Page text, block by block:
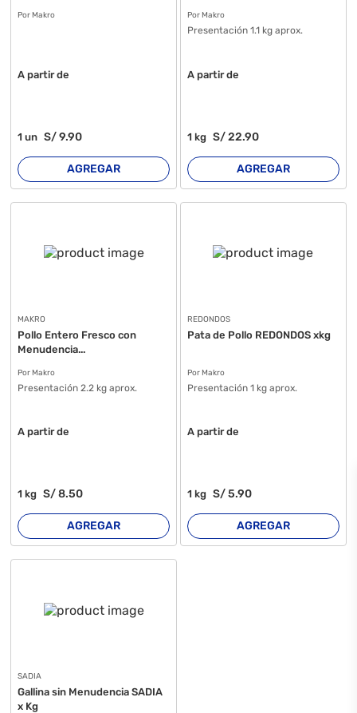
Por Makro
A partir de
1un S/9.90
AGREGAR
Por Makro
Presentación 1.1 kg aprox.
A partir de
1 kg S/22.90
AGREGAR
MAKRO
Pollo Entero Fresco con
Menudencia...
Por Makro
Presentación 2.2 kg aprox.
A partir de
1kg S/8.50
AGREGAR
REDONDOS
Pata de Pollo REDONDOS xkg
Por Makro
Presentación 1 kg aprox.
A partir de
1 kg S/5.90
AGREGAR
SADIA
Gallina sin Menudencia SADIA
x Kg